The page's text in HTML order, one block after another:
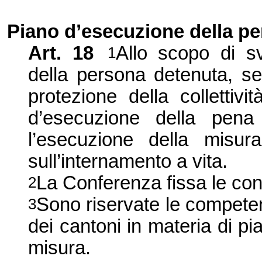
Piano d’esecuzione della
Art. 18 1Allo scopo di
della persona detenuta,
protezione della
d’esecuzione della
l’esecuzione della
sull’internamento a vita.
2La Conferenzafissa le
3Sono riservate le
dei cantoni in materia di
misura.